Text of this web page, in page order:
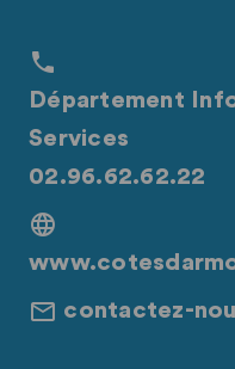
Département
Services
02.96.62.62.22
contactez-